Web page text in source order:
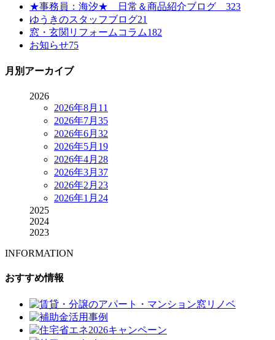
★事務員：海汐★ 日常＆商品紹介ブログ 323
ゆうきのスタッフブログ21
窓・玄関リフォームコラム182
お知らせ75
月別アーカイブ
2026
2026年8月 11
2026年7月 35
2026年6月 32
2026年5月 19
2026年4月 28
2026年3月 37
2026年2月 23
2026年1月 24
2025
2024
2023
INFORMATION
おすすめ情報